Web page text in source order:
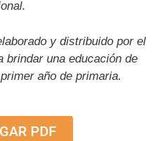
y distribuido por el
brindar una educación de
año de primaria.
PDF